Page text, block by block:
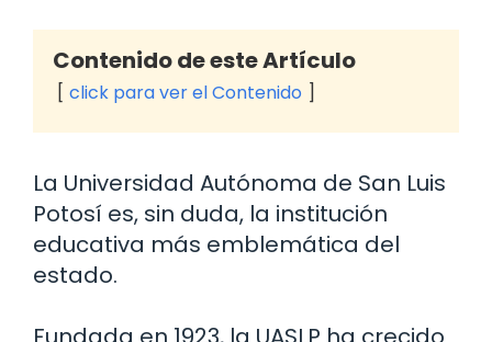
Contenido de este Artículo
click para ver el Contenido
La Universidad Autónoma de San Luis
Potosí es, sin duda, la institución
educativa más emblemática del
estado.